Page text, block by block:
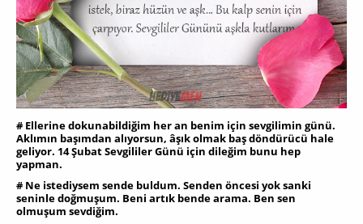
# Ellerine dokunabildiğim her an benim için sevgilimin günü.
Aklımın başımdan alıyorsun, âşık olmak baş döndürücü hale
geliyor. 14 Şubat Sevgililer Günü için dileğim bunu hep
yapman.
# Ne istediysem sende buldum. Senden öncesi yok sanki
seninle doğmuşum. Beni artık bende arama. Ben sen
olmuşum sevdiğim.